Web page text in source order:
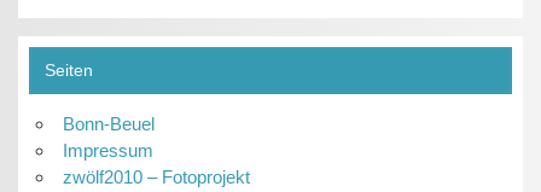
Seiten
Bonn-Beuel
Impressum
zwölf2010 – Fotoprojekt